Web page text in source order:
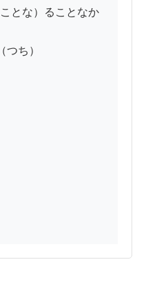
とな）ることなか
ち）